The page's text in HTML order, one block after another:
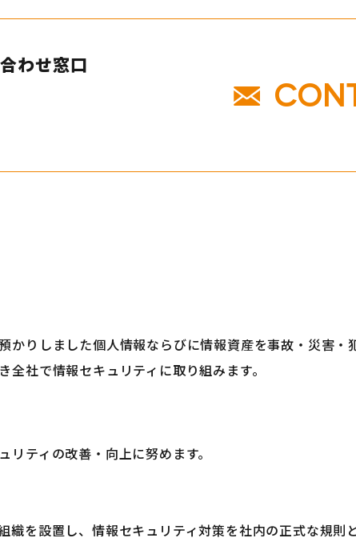
わせ窓口
かりしました個人情報ならびに情報資産を事故・災害・
社で情報セキュリティに取り組みます。
ティの改善・向上に努めます。
を設置し、情報セキュリティ対策を社内の正式な規則